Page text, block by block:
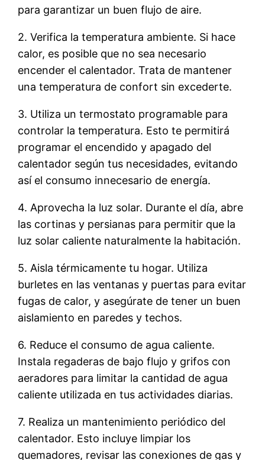
para garantizar un buen flujo de aire.
2. Verifica la temperatura ambiente. Si hace
calor, es posible que no sea necesario
encender el calentador. Trata de mantener
una temperatura de confort sin excederte.
3. Utiliza un termostato programable para
controlar la temperatura. Esto te permitirá
programar el encendido y apagado del
calentador según tus necesidades, evitando
así el consumo innecesario de energía.
4. Aprovecha la luz solar. Durante el día, abre
las cortinas y persianas para permitir que la
luz solar caliente naturalmente la habitación.
5. Aisla térmicamente tu hogar. Utiliza
burletes en las ventanas y puertas para evitar
fugas de calor, y asegúrate de tener un buen
aislamiento en paredes y techos.
6. Reduce el consumo de agua caliente.
Instala regaderas de bajo flujo y grifos con
aeradores para limitar la cantidad de agua
caliente utilizada en tus actividades diarias.
7. Realiza un mantenimiento periódico del
calentador. Esto incluye limpiar los
quemadores, revisar las conexiones de gas y